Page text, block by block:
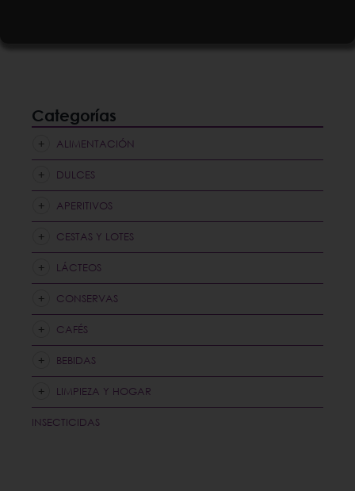
29,00€.23,65€.
Categorías
ALIMENTACIÓN
DULCES
APERITIVOS
CESTAS Y LOTES
LÁCTEOS
CONSERVAS
CAFÉS
BEBIDAS
LIMPIEZA Y HOGAR
INSECTICIDAS